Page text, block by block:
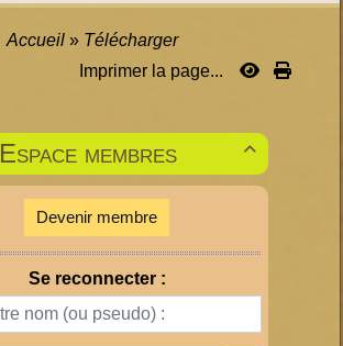
Accueil » Télécharger
Imprimer la page...

Espace membres
Devenir membre
Se reconnecter :